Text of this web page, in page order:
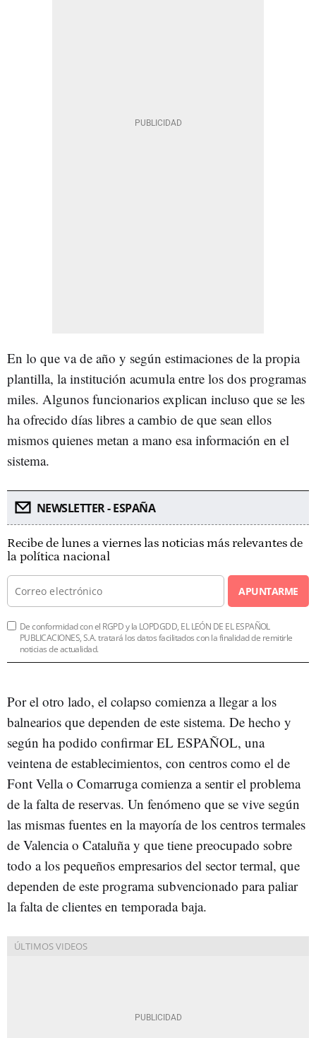
En lo que va de año y según estimaciones de la propia
plantilla, la institución acumula entre los dos programas
miles. Algunos funcionarios explican incluso que se les
ha ofrecido días libres a cambio de que sean ellos
mismos quienes metan a mano esa información en el
sistema.
NEWSLETTER - ESPAÑA
Recibe de lunes a viernes las noticias más relevantes de
la política nacional
APUNTARME
De conformidad con el RGPD y la LOPDGDD, EL LEÓN DE EL ESPAÑOL
PUBLICACIONES, S.A. tratará los datos facilitados con la finalidad de remitirle
noticias de actualidad.
Por el otro lado, el colapso comienza a llegar a los
balnearios que dependen de este sistema. De hecho y
según ha podido confirmar EL ESPAÑOL, una
veintena de establecimientos, con centros como el de
Font Vella o Comarruga comienza a sentir el problema
de la falta de reservas. Un fenómeno que se vive según
las mismas fuentes en la mayoría de los centros termales
de Valencia o Cataluña y que tiene preocupado sobre
todo a los pequeños empresarios del sector termal, que
dependen de este programa subvencionado para paliar
la falta de clientes en temporada baja.